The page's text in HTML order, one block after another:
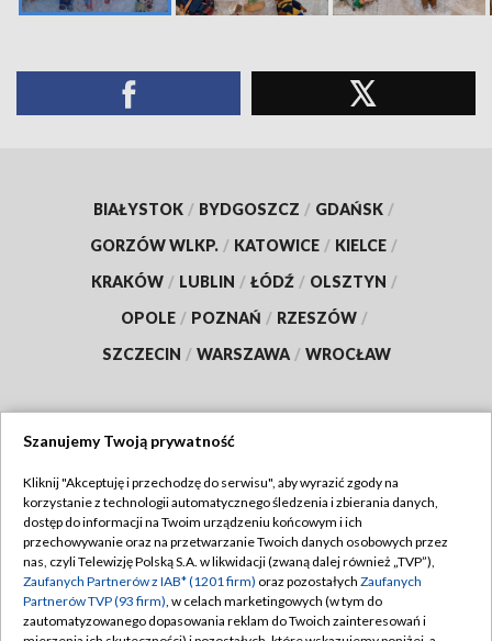
BIAŁYSTOK / BYDGOSZCZ / GDAŃSK /
GORZÓW WLKP. / KATOWICE / KIELCE /
KRAKÓW / LUBLIN / ŁÓDŹ / OLSZTYN /
OPOLE / POZNAŃ / RZESZÓW /
SZCZECIN / WARSZAWA / WROCŁAW
TVP
Abonament TVP
Emisja w TVP
Centrum informacji TVP
Regulamin TVP
Polityka prywatności
Moje zgody
Szanujemy Twoją prywatność
Kliknij "Akceptuję i przechodzę do serwisu", aby wyrazić zgody na
korzystanie z technologii automatycznego śledzenia i zbierania danych,
dostęp do informacji na Twoim urządzeniu końcowym i ich
przechowywanie oraz na przetwarzanie Twoich danych osobowych przez
nas, czyli Telewizję Polską S.A. w likwidacji (zwaną dalej również „TVP”),
Zaufanych Partnerów z IAB* (1201 firm) oraz pozostałych Zaufanych
Partnerów TVP (93 firm), w celach marketingowych (w tym do
zautomatyzowanego dopasowania reklam do Twoich zainteresowań i